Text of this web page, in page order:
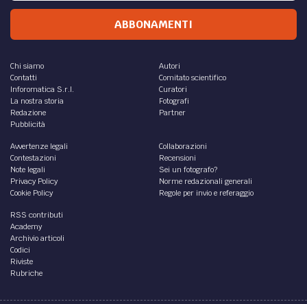
ABBONAMENTI
Chi siamo
Contatti
Inforomatica S.r.l.
La nostra storia
Redazione
Pubblicità
Autori
Comitato scientifico
Curatori
Fotografi
Partner
Avvertenze legali
Contestazioni
Note legali
Privacy Policy
Cookie Policy
Collaborazioni
Recensioni
Sei un fotografo?
Norme redazionali generali
Regole per invio e referaggio
RSS contributi
Academy
Archivio articoli
Codici
Riviste
Rubriche